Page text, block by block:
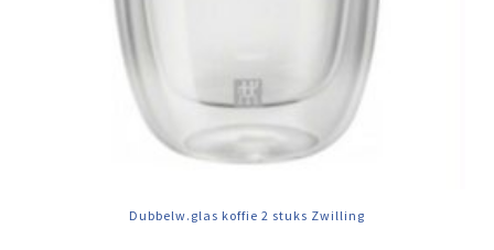
Dubbelw.glas koffie 2 stuks Zwilling